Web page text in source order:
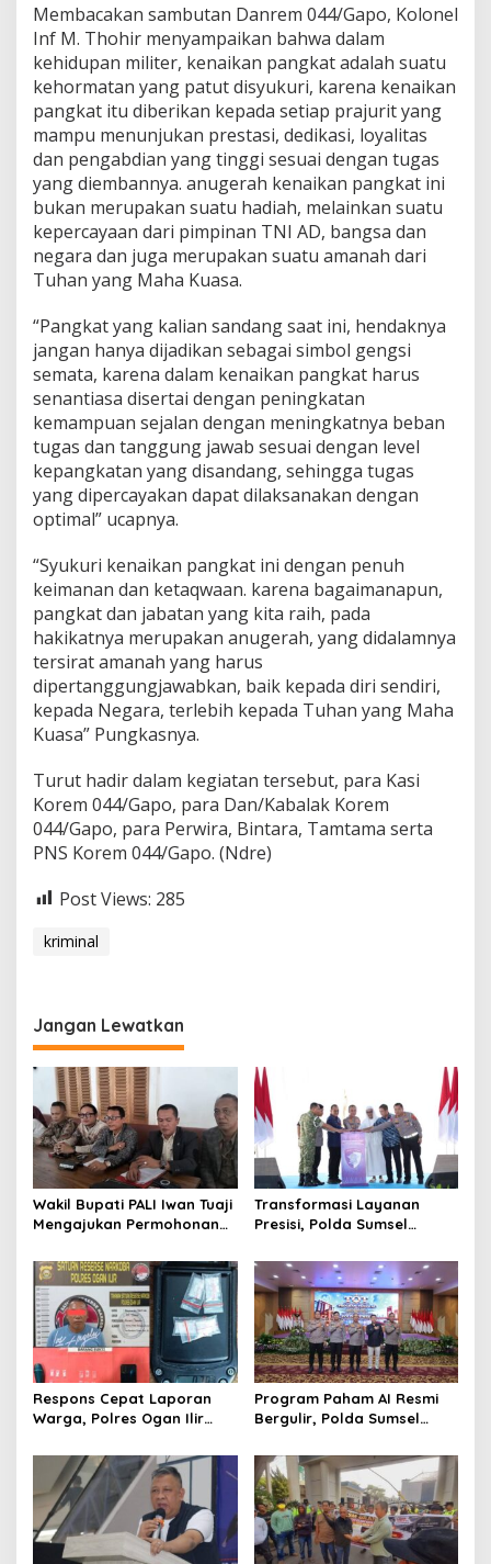
a
t
P
r
i
o
d
e
I
O
k
t
o
r
2
0
2
Membacakan sambutan Danrem 044/Gapo, Kolonel
Inf M. Thohir menyampaikan bahwa dalam
kehidupan militer, kenaikan pangkat adalah suatu
kehormatan yang patut disyukuri, karena kenaikan
pangkat itu diberikan kepada setiap prajurit yang
mampu menunjukan prestasi, dedikasi, loyalitas
dan pengabdian yang tinggi sesuai dengan tugas
yang diembannya. anugerah kenaikan pangkat ini
bukan merupakan suatu hadiah, melainkan suatu
kepercayaan dari pimpinan TNI AD, bangsa dan
negara dan juga merupakan suatu amanah dari
Tuhan yang Maha Kuasa.
“Pangkat yang kalian sandang saat ini, hendaknya
jangan hanya dijadikan sebagai simbol gengsi
semata, karena dalam kenaikan pangkat harus
senantiasa disertai dengan peningkatan
kemampuan sejalan dengan meningkatnya beban
tugas dan tanggung jawab sesuai dengan level
kepangkatan yang disandang, sehingga tugas
yang dipercayakan dapat dilaksanakan dengan
optimal” ucapnya.
“Syukuri kenaikan pangkat ini dengan penuh
keimanan dan ketaqwaan. karena bagaimanapun,
pangkat dan jabatan yang kita raih, pada
hakikatnya merupakan anugerah, yang didalamnya
tersirat amanah yang harus
dipertanggungjawabkan, baik kepada diri sendiri,
kepada Negara, terlebih kepada Tuhan yang Maha
Kuasa” Pungkasnya.
Turut hadir dalam kegiatan tersebut, para Kasi
Korem 044/Gapo, para Dan/Kabalak Korem
044/Gapo, para Perwira, Bintara, Tamtama serta
PNS Korem 044/Gapo. (Ndre)
Post Views: 285
kriminal
Jangan Lewatkan
Wakil Bupati PALI Iwan Tuaji
Mengajukan Permohonan
Transformasi Layanan
Presisi, Polda Sumsel
Standar Baru Bebas Pungli
Respons Cepat Laporan
Warga, Polres Ogan Ilir
Pemulutan Selatan
Program Paham AI Resmi
Bergulir, Polda Sumsel
Hingga Polres